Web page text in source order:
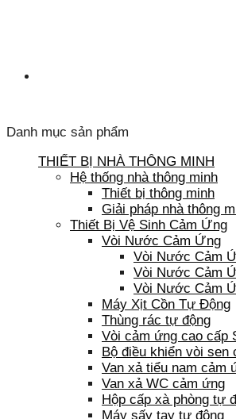
Danh mục sản phẩm
THIẾT BỊ NHÀ THÔNG MINH
Hệ thống nhà thông minh
Thiết bị thông minh
Giải pháp nhà thông
Thiết Bị Vệ Sinh Cảm Ứng
Vòi Nước Cảm Ứng
Vòi Nước Cảm
Vòi Nước Cảm
Vòi Nước Cảm
Máy Xịt Cồn Tự Động
Thùng rác tự động
Vòi cảm ứng cao cấp
Bộ điều khiển vòi sen
Van xả tiểu nam cảm
Van xả WC cảm ứng
Hộp cấp xà phòng tự
Máy sấy tay tự động